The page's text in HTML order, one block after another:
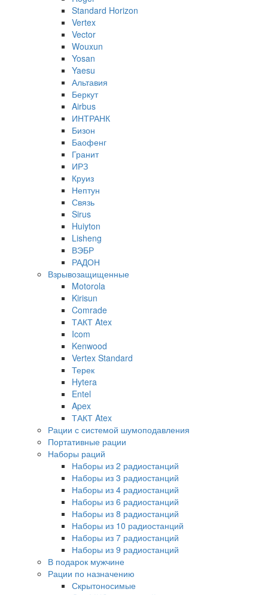
Standard Horizon
Vertex
Vector
Wouxun
Yosan
Yaesu
Альтавия
Беркут
Airbus
ИНТРАНК
Бизон
Баофенг
Гранит
ИРЗ
Круиз
Нептун
Связь
Sirus
Huiyton
Lisheng
ВЭБР
РАДОН
Взрывозащищенные
Motorola
Kirisun
Comrade
ТАКТ Atex
Icom
Kenwood
Vertex Standard
Терек
Hytera
Entel
Apex
ТАКТ Atex
Рации с системой шумоподавления
Портативные рации
Наборы раций
Наборы из 2 радиостанций
Наборы из 3 радиостанций
Наборы из 4 радиостанций
Наборы из 6 радиостанций
Наборы из 8 радиостанций
Наборы из 10 радиостанций
Наборы из 7 радиостанций
Наборы из 9 радиостанций
В подарок мужчине
Рации по назначению
Скрытоносимые